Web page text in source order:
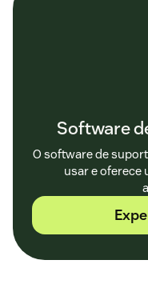
Software
O software de
usar e oferece